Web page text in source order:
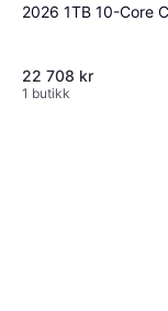
2026 1TB 10-Core
22 708 kr
1 butikk